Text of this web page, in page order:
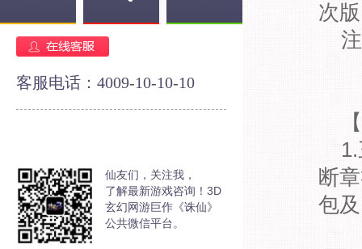
客服电话：4009-10-10-10
仙友们，关注我，
了解最新游戏咨询！3D
玄幻网游巨作《诛仙》
公共微信平台。
次
断
包